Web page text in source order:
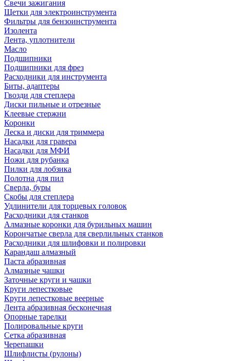
Свечи зажигания
Щетки для электроинструмента
Фильтры для бензоинструмента
Изолента
Лента, уплотнители
Масло
Подшипники
Подшипники для фрез
Расходники для инструмента
Биты, адаптеры
Гвозди для степлера
Диски пильные и отрезные
Клеевые стержни
Коронки
Леска и диски для триммера
Насадки для гравера
Насадки для МФИ
Ножи для рубанка
Пилки для лобзика
Полотна для пил
Сверла, буры
Скобы для степлера
Удлинители для торцевых головок
Расходники для станков
Алмазные коронки для бурильных машин
Корончатые сверла для сверлильных станков
Расходники для шлифовки и полировки
Карандаш алмазный
Паста абразивная
Алмазные чашки
Заточные круги и чашки
Круги лепестковые
Круги лепестковые веерные
Лента абразивная бесконечная
Опорные тарелки
Полировальные круги
Сетка абразивная
Черепашки
Шлифлисты (рулоны)